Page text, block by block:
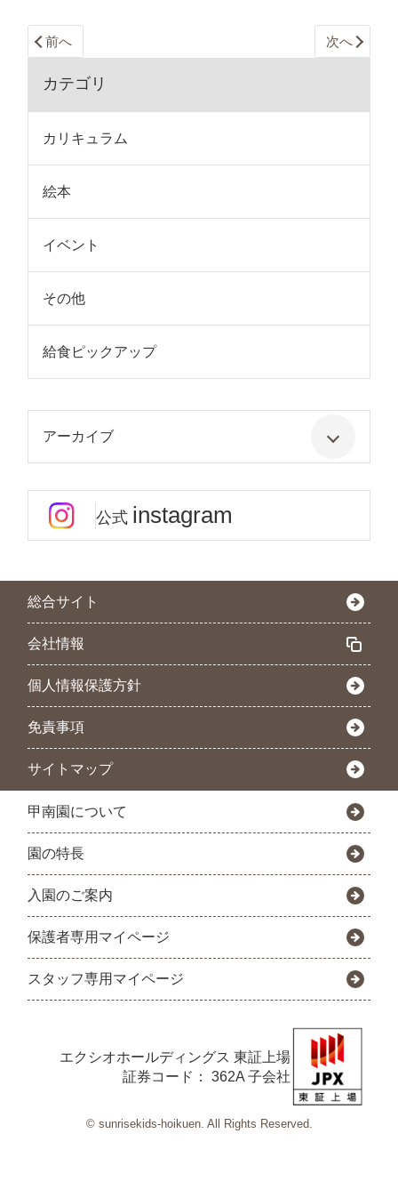
前へ 次へ
カテゴリ
カリキュラム
絵本
イベント
その他
給食ピックアップ
アーカイブ
公式 instagram
総合サイト
会社情報
個人情報保護方針
免責事項
サイトマップ
甲南園について
園の特長
入園のご案内
保護者専用マイページ
スタッフ専用マイページ
エクシオホールディングス 東証上場
証券コード： 362A 子会社
© sunrisekids-hoikuen. All Rights Reserved.